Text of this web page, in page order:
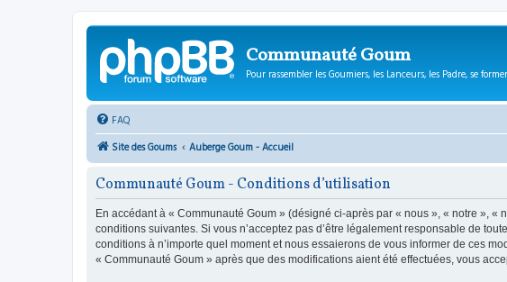
Communauté Goum
Pour rassembler les Goumiers, les Lanceurs, les Padre, se
FAQ
Site des Goums
Auberge Goum - Accueil
Communauté Goum - Conditions d’utilisation
En accédant à « Communauté Goum » (désigné ci-après par « nous », « notre »,
conditions suivantes. Si vous n’acceptez pas d’être légalement responsable de
conditions à n’importe quel moment et nous essaierons de vous informer de ces
« Communauté Goum » après que des modifications aient été effectuées, vous